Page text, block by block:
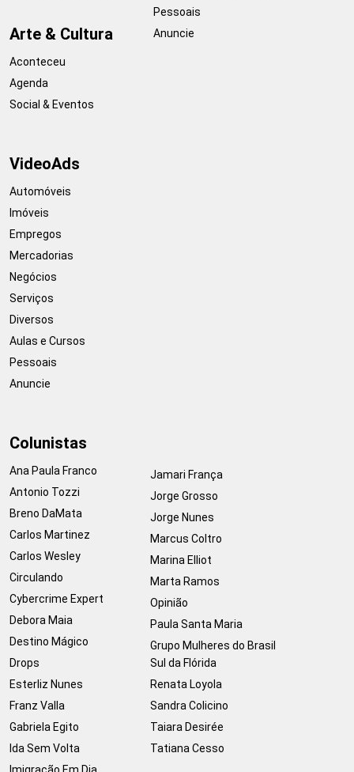
Arte & Cultura
Aconteceu
Agenda
Social & Eventos
Pessoais
Anuncie
VideoAds
Automóveis
Imóveis
Empregos
Mercadorias
Negócios
Serviços
Diversos
Aulas e Cursos
Pessoais
Anuncie
Colunistas
Ana Paula Franco
Antonio Tozzi
Breno DaMata
Carlos Martinez
Carlos Wesley
Circulando
Cybercrime Expert
Debora Maia
Destino Mágico
Drops
Esterliz Nunes
Franz Valla
Gabriela Egito
Ida Sem Volta
Jamari França
Jorge Grosso
Jorge Nunes
Marcus Coltro
Marina Elliot
Marta Ramos
Opinião
Paula Santa Maria
Grupo Mulheres do Brasil
Sul da Flórida
Renata Loyola
Sandra Colicino
Taiara Desirée
Tatiana Cesso